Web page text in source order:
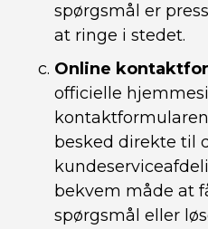
spørgsmål er
at ringe i stedet.
Online
officielle
besked direkte til
bekvem måde at
spørgsmål eller